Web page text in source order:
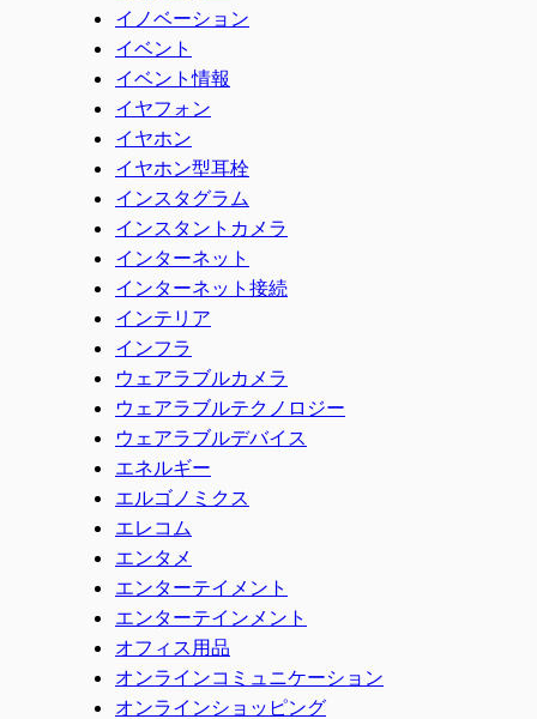
イノベーション
イベント
イベント情報
イヤフォン
イヤホン
イヤホン型耳栓
インスタグラム
インスタントカメラ
インターネット
インターネット接続
インテリア
インフラ
ウェアラブルカメラ
ウェアラブルテクノロジー
ウェアラブルデバイス
エネルギー
エルゴノミクス
エレコム
エンタメ
エンターテイメント
エンターテインメント
オフィス用品
オンラインコミュニケーション
オンラインショッピング